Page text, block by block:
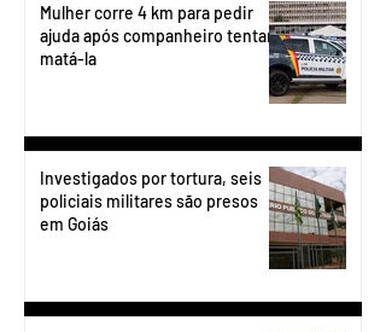
Mulher corre 4 km para pedir
ajuda após companheiro tentar
matá-la
Investigados por tortura, seis
policiais militares são presos
em Goiás